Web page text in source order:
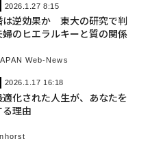
2026.1.27 8:15
は逆効果か 東大の研究で判
婦のヒエラルキーと質の関係
Web-News
2026.1.17 16:18
化された人生が、あなたを
理由